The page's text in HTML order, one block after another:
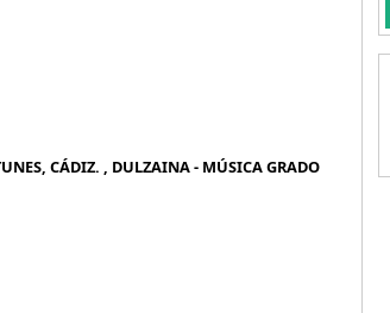
CÁDIZ. , DULZAINA - MÚSICA GRADO